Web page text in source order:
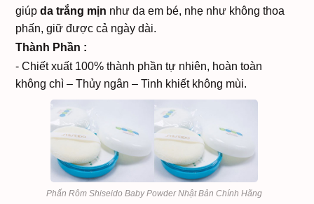
giúp da trắng mịn như da em bé, nhẹ như không thoa
phấn, giữ được cả ngày dài.
Thành Phần :
- Chiết xuất 100% thành phần tự nhiên, hoàn toàn
không chì – Thủy ngân – Tinh khiết không mùi.
Phấn Rôm Shiseido Baby Powder Nhật Bản Chính Hãng